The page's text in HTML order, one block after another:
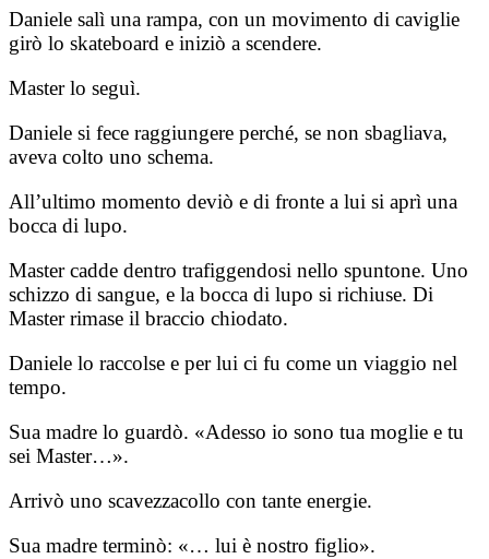
Daniele salì una rampa, con un movimento di caviglie
girò lo skateboard e iniziò a scendere.
Master lo seguì.
Daniele si fece raggiungere perché, se non sbagliava,
aveva colto uno schema.
All’ultimo momento deviò e di fronte a lui si aprì una
bocca di lupo.
Master cadde dentro trafiggendosi nello spuntone. Uno
schizzo di sangue, e la bocca di lupo si richiuse. Di
Master rimase il braccio chiodato.
Daniele lo raccolse e per lui ci fu come un viaggio nel
tempo.
Sua madre lo guardò. «Adesso io sono tua moglie e tu
sei Master…».
Arrivò uno scavezzacollo con tante energie.
Sua madre terminò: «… lui è nostro figlio».